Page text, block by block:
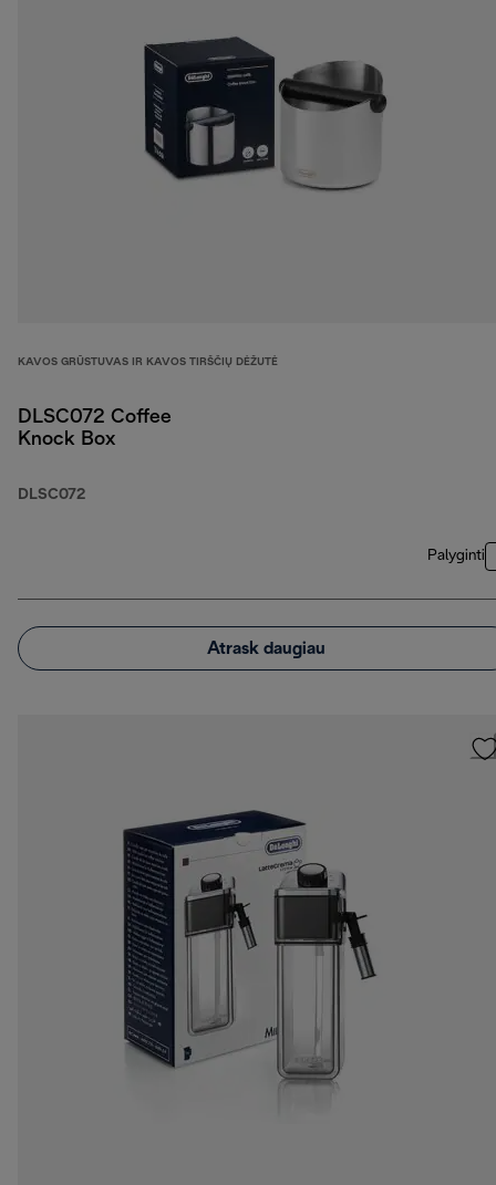
KAVOS GRŪSTUVAS IR KAVOS TIRŠČIŲ DĖŽUTĖ
DLSC072 Coffee
Knock Box
DLSC072
Palyginti
Atrask daugiau